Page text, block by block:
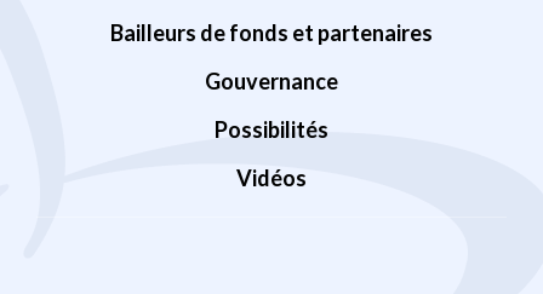
Bailleurs de fonds et partenaires
Gouvernance
Possibilités
Vidéos